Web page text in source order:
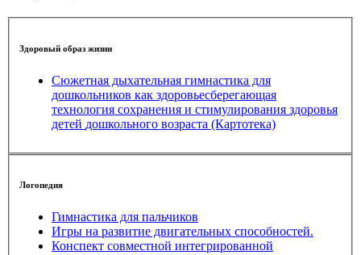
Здоровый образ жизни
Сюжетная дыхательная гимнастика для
дошкольников как здоровьесберегающая
технология сохранения и стимулирования здоровья
детей дошкольного возраста (Картотека)
Логопедия
Гимнастика для пальчиков
Игры на развитие двигательных способностей.
Конспект совместной интегрированной